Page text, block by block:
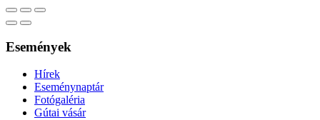
Események
Hírek
Eseménynaptár
Fotógaléria
Gútai vásár